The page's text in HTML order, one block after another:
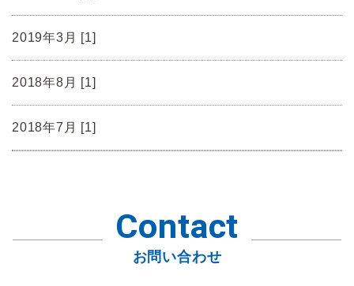
2019年3月 [1]
2018年8月 [1]
2018年7月 [1]
Contact
お問い合わせ